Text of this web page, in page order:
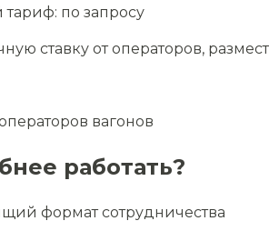
по запросу
ставку от операторов,
вагонов
работать?
формат сотрудничества